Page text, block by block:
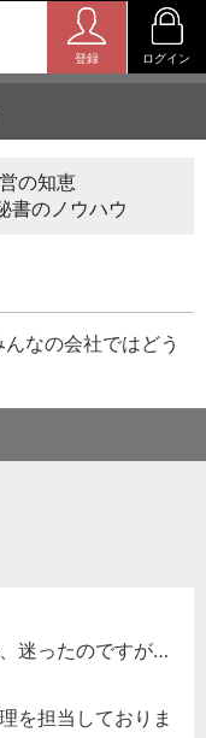
登録 ログイン
の知恵
書のノウハウ
なの会社ではどう
迷ったのですが…
を担当しておりま